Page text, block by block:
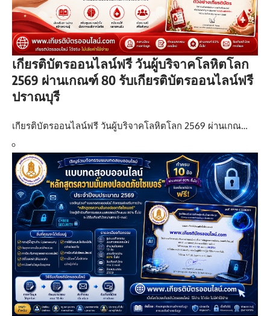
เกียรติบัตรออนไลน์ฟรี วันผู้บริจาคโลหิตโลก
2569 ผ่านเกณฑ์ 80 รับเกียรติบัตรออนไลน์ฟรี
ปราณบุรี
เกียรติบัตรออนไลน์ฟรี วันผู้บริจาคโลหิตโลก 2569 ผ่านเกณ…